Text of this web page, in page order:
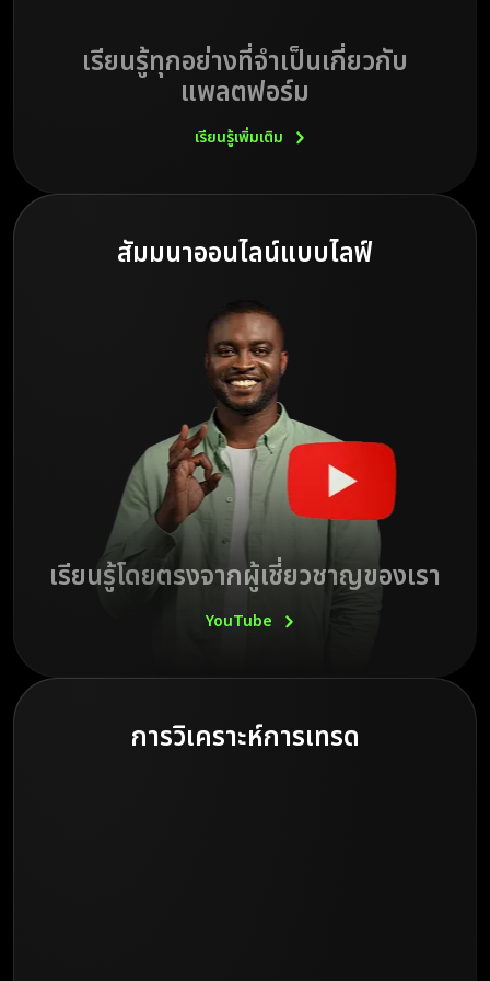
เรียนรู้ทุกอย่างที่จำเป็นเกี่ยวกับ
แพลตฟอร์ม
เรียนรู้เพิ่มเติม
สัมมนาออนไลน์แบบไลฟ์
เรียนรู้โดยตรงจากผู้เชี่ยวชาญของเรา
YouTube
การวิเคราะห์การเทรด